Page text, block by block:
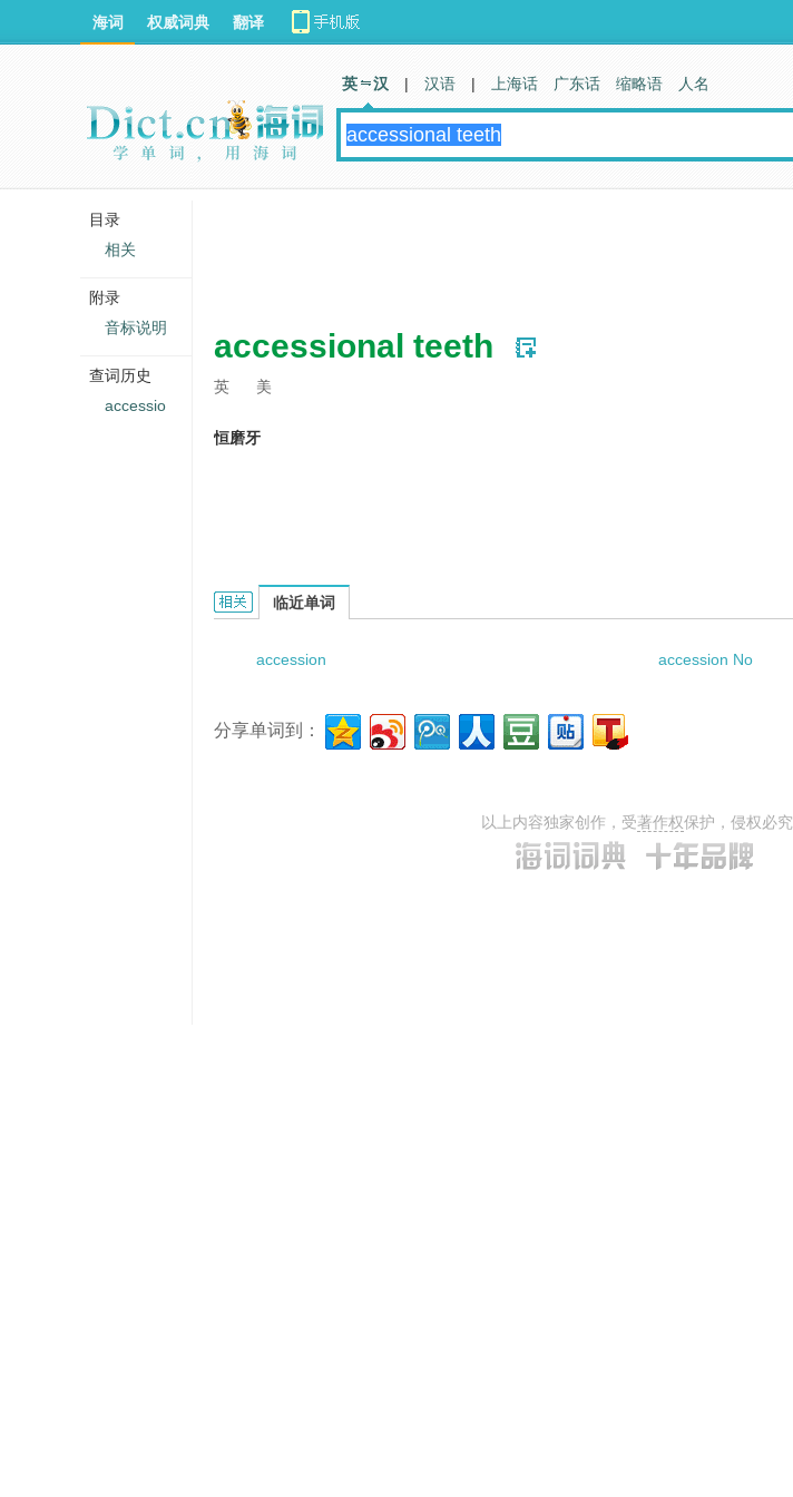
accessional teeth
英 美
恒磨牙
accessional teeth的相关资料：
临近单词
accession accession No
分享单词到：
以上内容独家创作，受著作权保护，侵权必究
海词 权威词典 翻译
英 汉 | 汉语 | 上海话 广东话 缩略语 人名
目录
相关
附录
音标说明
查词历史
accessio